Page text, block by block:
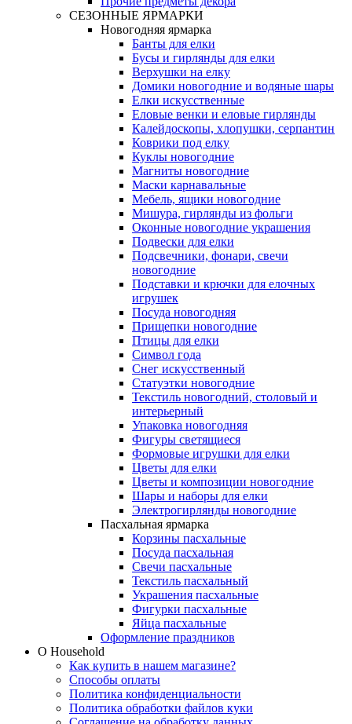
СЕЗОННЫЕ ЯРМАРКИ
Новогодняя ярмарка
Банты для елки
Бусы и гирлянды для елки
Верхушки на елку
Домики новогодние и водяные шары
Елки искусственные
Еловые венки и еловые гирлянды
Калейдоскопы, хлопушки, серпантин
Коврики под елку
Куклы новогодние
Магниты новогодние
Маски карнавальные
Мебель, ящики новогодние
Мишура, гирлянды из фольги
Оконные новогодние украшения
Подвески для елки
Подсвечники, фонари, свечи
новогодние
Подставки и крючки для елочных
игрушек
Посуда новогодняя
Прищепки новогодние
Птицы для елки
Символ года
Снег искусственный
Статуэтки новогодние
Текстиль новогодний, столовый и
интерьерный
Упаковка новогодняя
Фигуры светящиеся
Формовые игрушки для елки
Цветы для елки
Цветы и композиции новогодние
Шары и наборы для елки
Электрогирлянды новогодние
Пасхальная ярмарка
Корзины пасхальные
Посуда пасхальная
Свечи пасхальные
Текстиль пасхальный
Украшения пасхальные
Фигурки пасхальные
Яйца пасхальные
Оформление праздников
О Household
Как купить в нашем магазине?
Способы оплаты
Политика конфиденциальности
Политика обработки файлов куки